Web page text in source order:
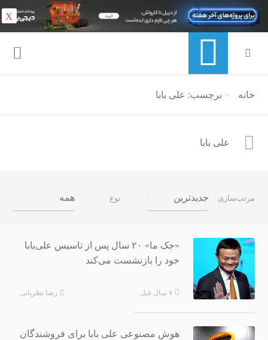
منوی ناوبری خرده نان
خانه برچسب: علی بابا
علی بابا
مرتب‌سازی : جدیدترین نوع همه
«جک ما» ۲۰ سال پس از تاسیس علی‌بابا
خود را بازنشست می‌کند
۷ سال قبل رضا نظریانی
هوش مصنوعی علی بابا برای فروشندگان
X